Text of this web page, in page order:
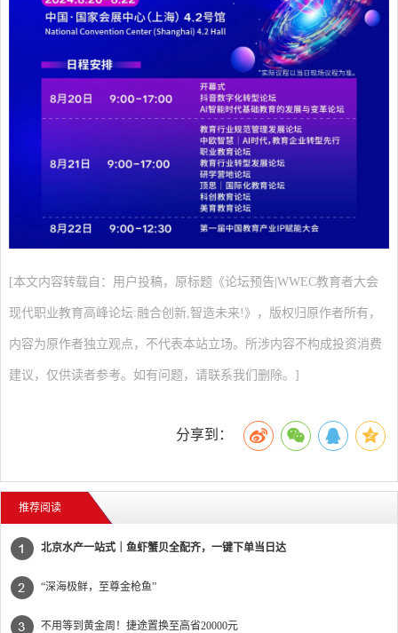
[本文内容转载自：用户投稿，原标题《论坛预告|WWEC教育者大会
现代职业教育高峰论坛:融合创新,智造未来!》，版权归原作者所有，
内容为原作者独立观点，不代表本站立场。所涉内容不构成投资消费
建议，仅供读者参考。如有问题，请联系我们删除。]
分享到：
推荐阅读
北京水产一站式｜鱼虾蟹贝全配齐，一键下单当日达
“深海极鲜，至尊金枪鱼”
不用等到黄金周！捷途置换至高省20000元